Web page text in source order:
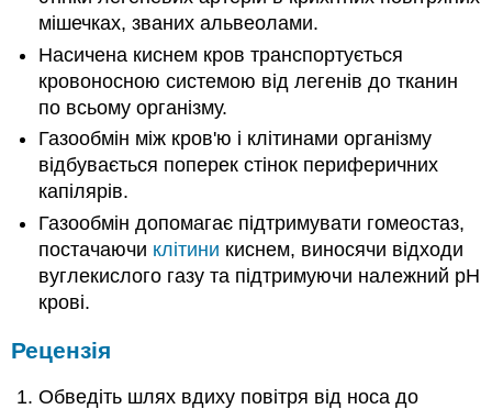
мішечках, званих альвеолами.
Насичена киснем кров транспортується
кровоносною системою від легенів до тканин
по всьому організму.
Газообмін між кров'ю і клітинами організму
відбувається поперек стінок периферичних
капілярів.
Газообмін допомагає підтримувати гомеостаз,
постачаючи клітини киснем, виносячи відходи
вуглекислого газу та підтримуючи належний рН
крові.
Рецензія
Обведіть шлях вдиху повітря від носа до